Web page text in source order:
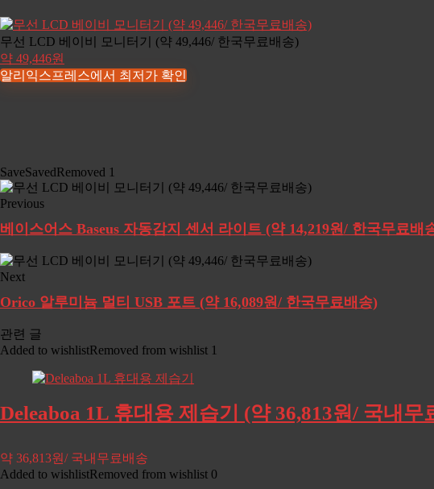
무선 LCD 베이비 모니터기 (약 49,446/ 한국무료배송)
약 49,446원
알리익스프레스에서 최저가 확인
SaveSavedRemoved 1
Previous
베이스어스 Baseus 자동감지 센서 라이트 (약 14,219원/ 한국무료배
Next
Orico 알루미늄 멀티 USB 포트 (약 16,089원/ 한국무료배송)
관련 글
Added to wishlistRemoved from wishlist 1
Deleaboa 1L 휴대용 제습기 (약 36,813원/ 국내무
약 36,813원/ 국내무료배송
Added to wishlistRemoved from wishlist 0